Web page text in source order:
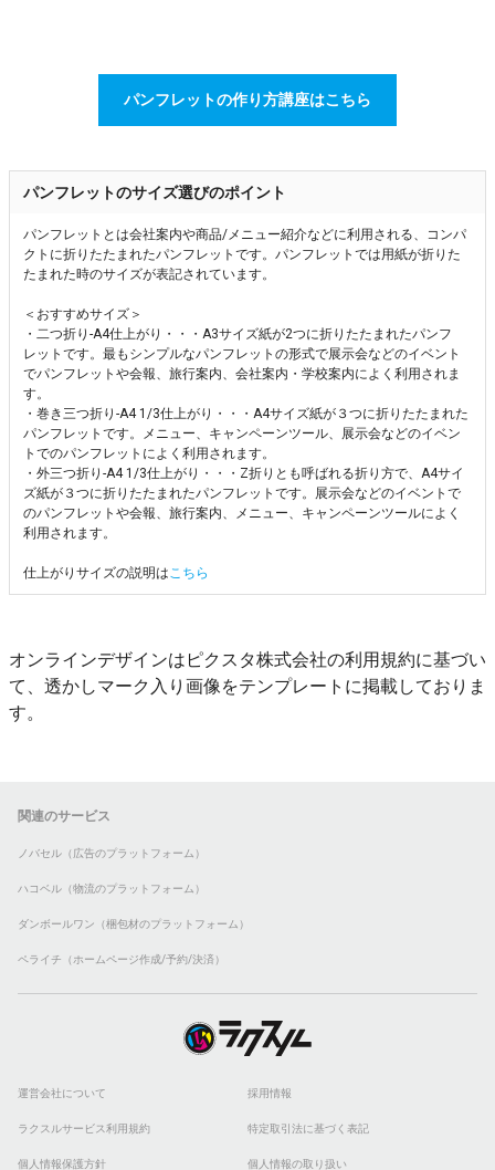
パンフレットの作り方講座はこちら
パンフレットのサイズ選びのポイント
パンフレットとは会社案内や商品/メニュー紹介などに利用される、コンパ
クトに折りたたまれたパンフレットです。パンフレットでは用紙が折りた
たまれた時のサイズが表記されています。
＜おすすめサイズ＞
・二つ折り-A4仕上がり・・・A3サイズ紙が2つに折りたたまれたパンフ
レットです。最もシンプルなパンフレットの形式で展示会などのイベント
でパンフレットや会報、旅行案内、会社案内・学校案内によく利用されま
す。
・巻き三つ折り-A4 1/3仕上がり・・・A4サイズ紙が３つに折りたたまれた
パンフレットです。メニュー、キャンペーンツール、展示会などのイベン
トでのパンフレットによく利用されます。
・外三つ折り-A4 1/3仕上がり・・・Z折りとも呼ばれる折り方で、A4サイ
ズ紙が３つに折りたたまれたパンフレットです。展示会などのイベントで
のパンフレットや会報、旅行案内、メニュー、キャンペーンツールによく
利用されます。
仕上がりサイズの説明はこちら
オンラインデザインはピクスタ株式会社の利用規約に基づい
て、透かしマーク入り画像をテンプレートに掲載しておりま
す。
関連のサービス
ノバセル（広告のプラットフォーム）
ハコベル（物流のプラットフォーム）
ダンボールワン（梱包材のプラットフォーム）
ペライチ（ホームページ作成/予約/決済）
運営会社について 採用情報
ラクスルサービス利用規約 特定取引法に基づく表記
個人情報保護方針 個人情報の取り扱い